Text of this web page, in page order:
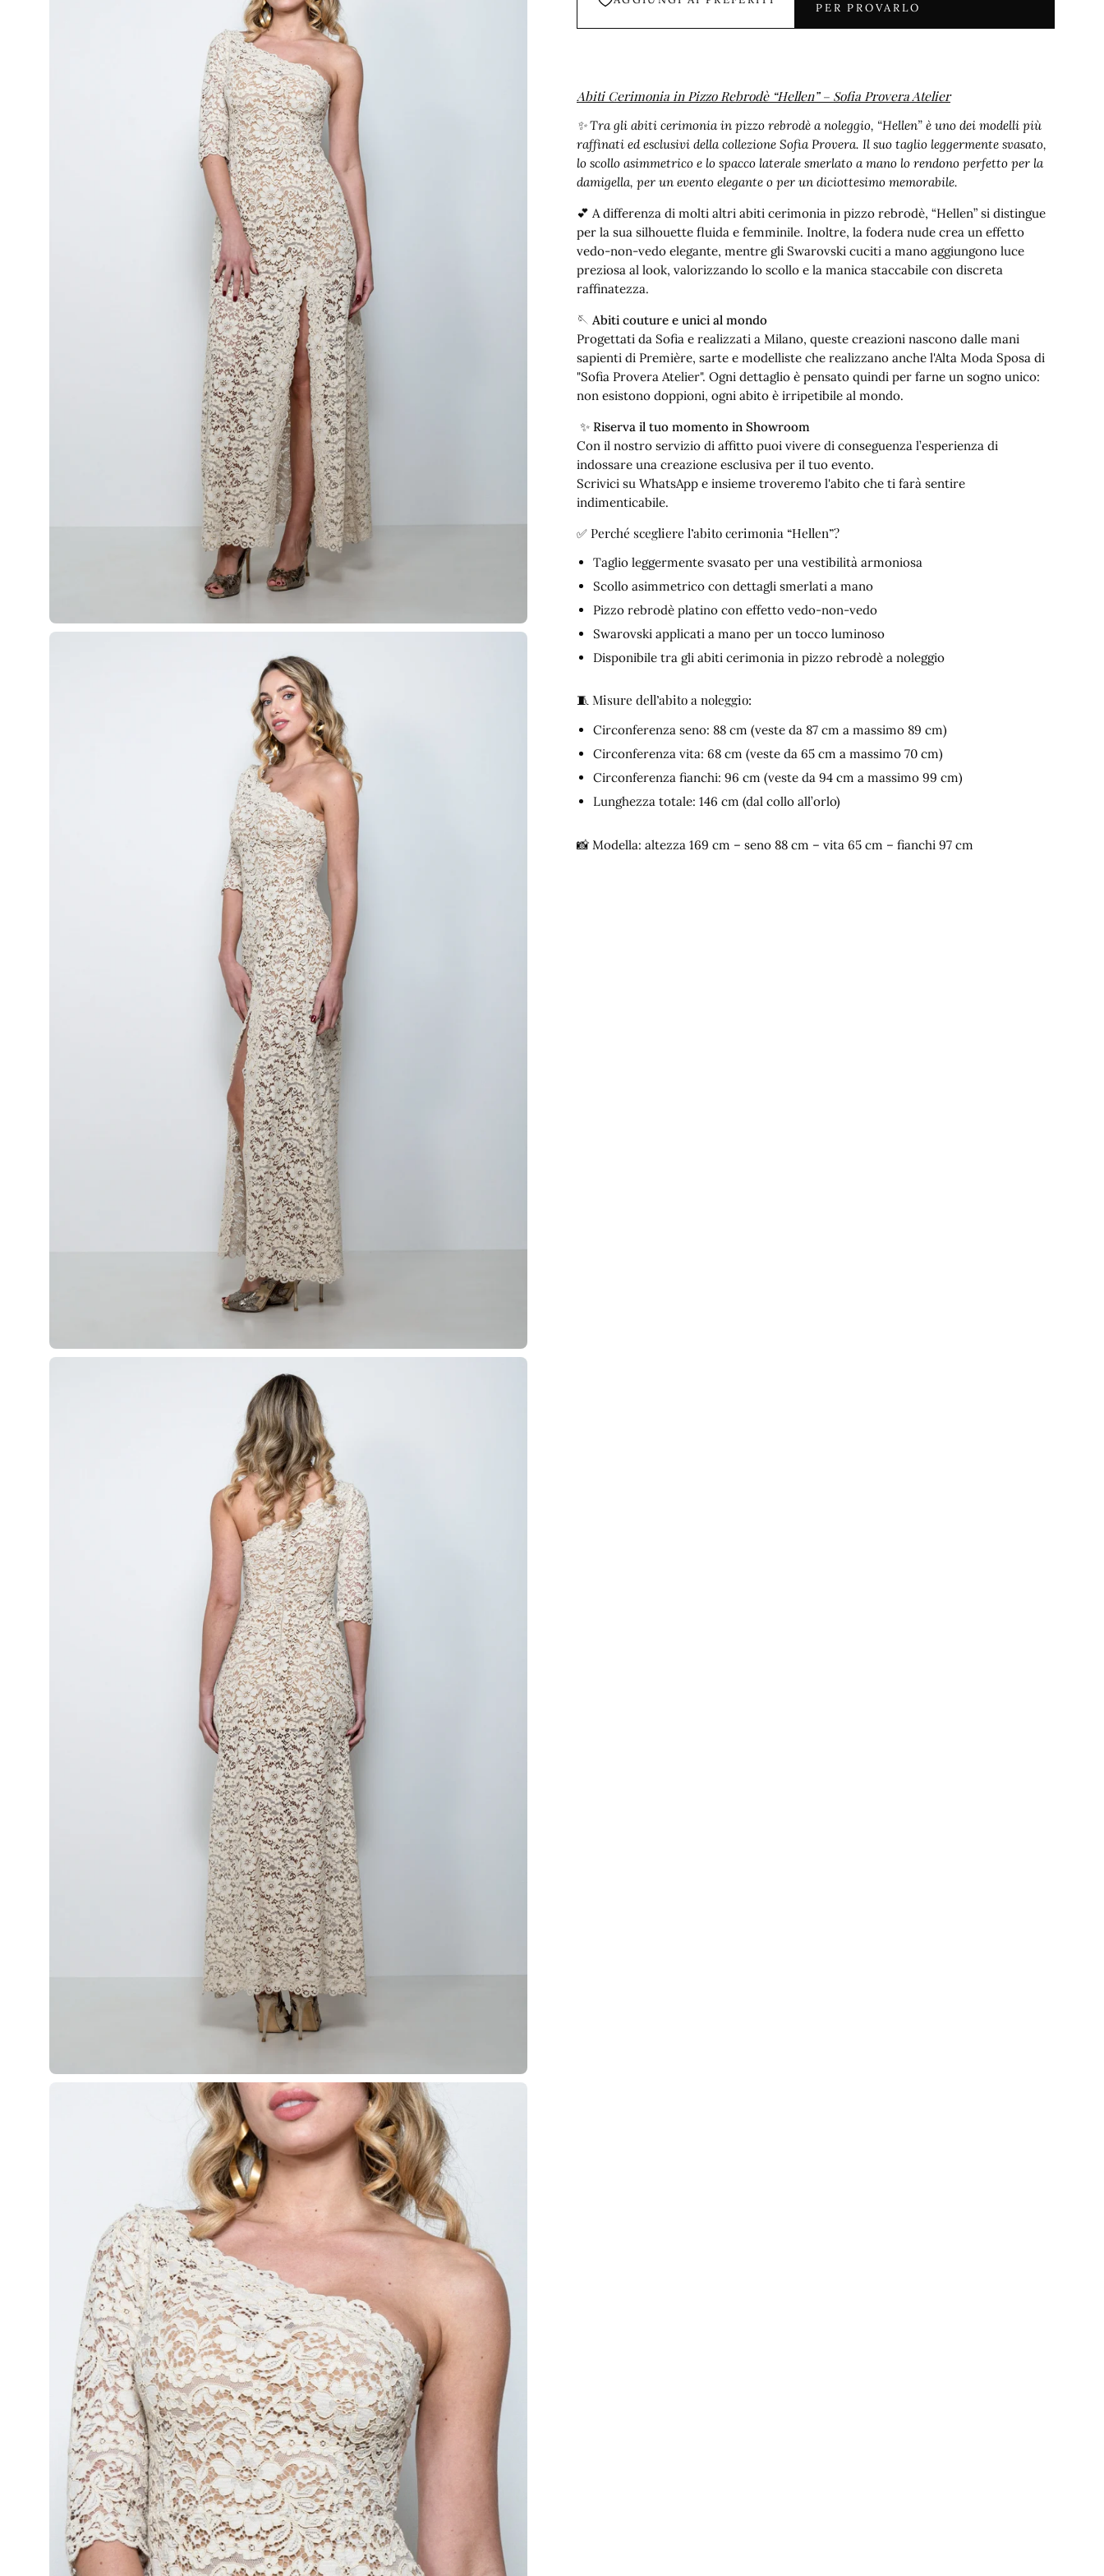
Apri
Apri
PER PROVARLO
Abiti Cerimonia in Pizzo Rebrodè “Hellen” – Sofia Provera Atelier
✨ Tra gli abiti cerimonia in pizzo rebrodè a noleggio, “Hellen” è uno dei modelli più
raffinati ed esclusivi della collezione Sofia Provera. Il suo taglio leggermente svasato,
lo scollo asimmetrico e lo spacco laterale smerlato a mano lo rendono perfetto per la
damigella, per un evento elegante o per un diciottesimo memorabile.
💕 A differenza di molti altri abiti cerimonia in pizzo rebrodè, “Hellen” si distingue
per la sua silhouette fluida e femminile. Inoltre, la fodera nude crea un effetto
vedo-non-vedo elegante, mentre gli Swarovski cuciti a mano aggiungono luce
preziosa al look, valorizzando lo scollo e la manica staccabile con discreta
raffinatezza.
🪡 Abiti couture e unici al mondo
Progettati da Sofia e realizzati a Milano, queste creazioni nascono dalle mani
sapienti di Première, sarte e modelliste che realizzano anche l'Alta Moda Sposa di
"Sofia Provera Atelier". Ogni dettaglio è pensato quindi per farne un sogno unico:
non esistono doppioni, ogni abito è irripetibile al mondo.
✨ Riserva il tuo momento in Showroom
Con il nostro servizio di affitto puoi vivere di conseguenza l’esperienza di
indossare una creazione esclusiva per il tuo evento.
Scrivici su WhatsApp e insieme troveremo l'abito che ti farà sentire
indimenticabile.
✅ Perché scegliere l’abito cerimonia “Hellen”?
Taglio leggermente svasato per una vestibilità armoniosa
Scollo asimmetrico con dettagli smerlati a mano
Pizzo rebrodè platino con effetto vedo-non-vedo
Swarovski applicati a mano per un tocco luminoso
Disponibile tra gli abiti cerimonia in pizzo rebrodè a noleggio
🧵 Misure dell’abito a noleggio:
Circonferenza seno: 88 cm (veste da 87 cm a massimo 89 cm)
Circonferenza vita: 68 cm (veste da 65 cm a massimo 70 cm)
Circonferenza fianchi: 96 cm (veste da 94 cm a massimo 99 cm)
Lunghezza totale: 146 cm (dal collo all’orlo)
📸 Modella: altezza 169 cm – seno 88 cm – vita 65 cm – fianchi 97 cm